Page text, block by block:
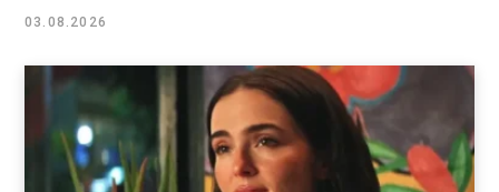
03.08.2026